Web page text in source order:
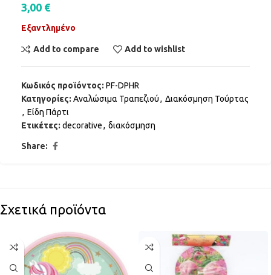
3,00 €
Εξαντλημένο
Add to compare Add to wishlist
Κωδικός προϊόντος: PF-DPHR
Κατηγορίες: Αναλώσιμα Τραπεζιού, Διακόσμηση Τούρτας
, Είδη Πάρτι
Ετικέτες: decorative, διακόσμηση
Share:
Σχετικά προϊόντα